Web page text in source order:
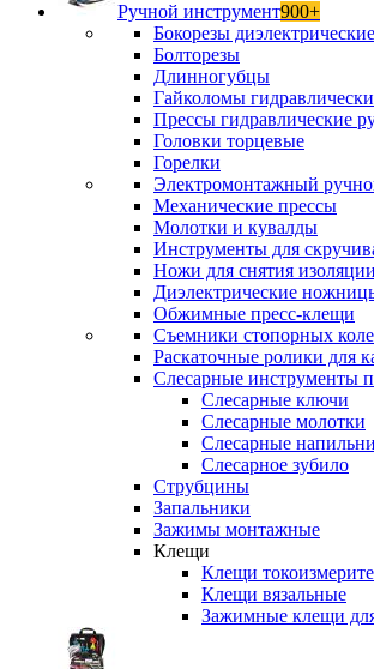
Ручной инструмент900+
Бокорезы диэлектрические
Болторезы
Длинногубцы
Гайколомы
Прессы гидравлические
Головки торцевые
Горелки
Электромонтажный
Механические прессы
Молотки и кувалды
Инструменты для
Ножи для снятия изоляции
Диэлектрические
Обжимные пресс-клещи
Съемники стопорных
Раскаточные ролики для
Слесарные инструменты
Слесарные ключи
Слесарные молотки
Слесарные
Слесарное зубило
Струбцины
Запальники
Зажимы монтажные
Клещи
Клещи
Клещи вязальные
Зажимные клещи